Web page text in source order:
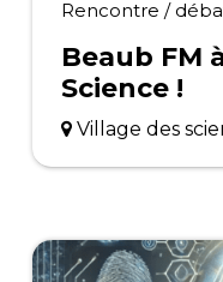
Rencontre /
Beaub FM
Science !
Village des